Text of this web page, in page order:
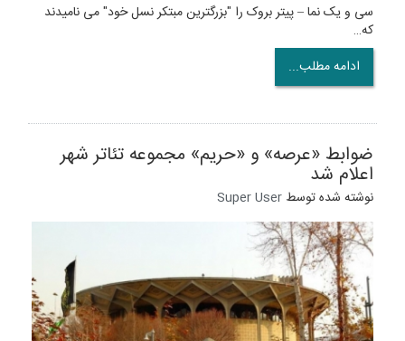
سی و یک نما – پیتر بروک را "بزرگترین مبتکر نسل خود" می نامیدند
که…
ادامه مطلب...
ضوابط «عرصه» و «حریم» مجموعه تئاتر شهر
اعلام شد
نوشته شده توسط Super User